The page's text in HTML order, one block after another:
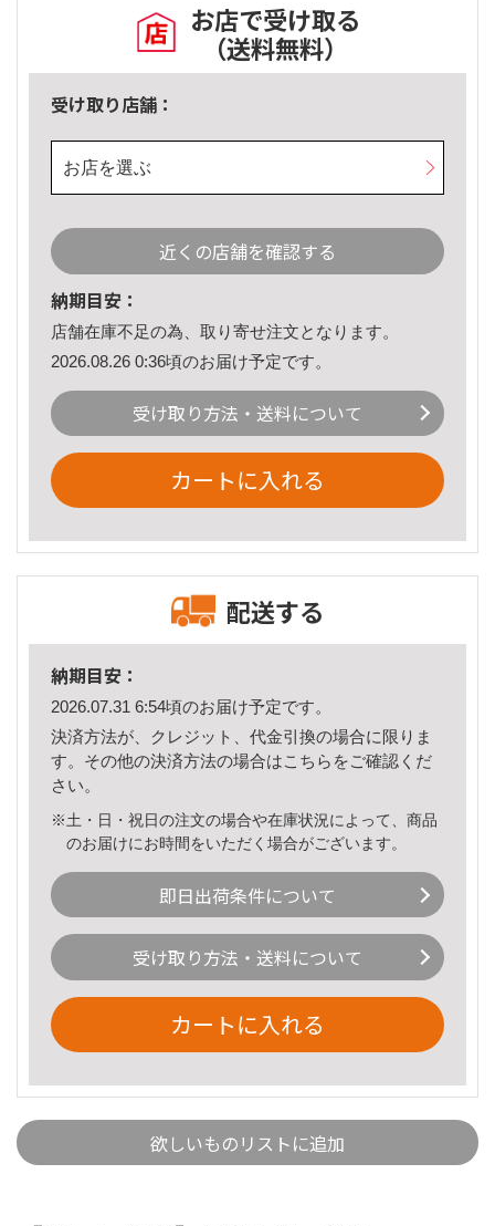
お店で受け取る
（送料無料）
受け取り店舗：
お店を選ぶ
近くの店舗を確認する
納期目安：
店舗在庫不足の為、取り寄せ注文となります。
2026.08.26 0:36頃のお届け予定です。
受け取り方法・送料について
カートに入れる
配送する
納期目安：
2026.07.31 6:54頃のお届け予定です。
決済方法が、クレジット、代金引換の場合に限りま
す。その他の決済方法の場合はこちら をご確認くだ
さい。
※土・日・祝日の注文の場合や在庫状況によって、商品
のお届けにお時間をいただく場合がございます。
即日出荷条件について
受け取り方法・送料について
カートに入れる
欲しいものリストに追加